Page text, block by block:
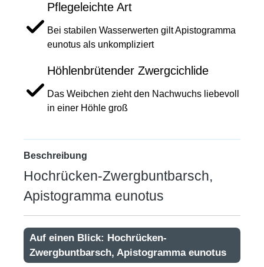
Pflegeleichte Art
Bei stabilen Wasserwerten gilt Apistogramma
eunotus als unkompliziert
Höhlenbrütender Zwergcichlide
Das Weibchen zieht den Nachwuchs liebevoll
in einer Höhle groß
Beschreibung
Hochrücken-Zwergbuntbarsch,
Apistogramma eunotus
Auf einen Blick: Hochrücken-
Zwergbuntbarsch, Apistogramma eunotus